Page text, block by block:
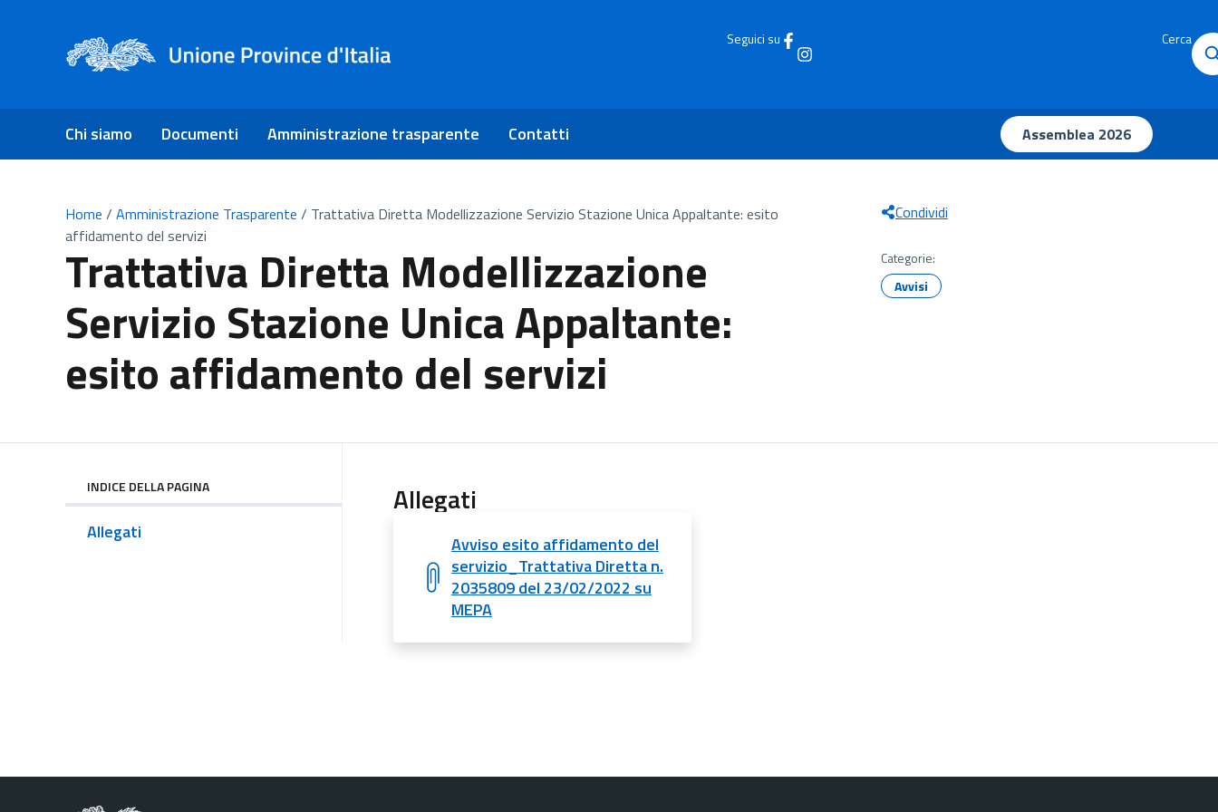
Seguici su Cerca
Chi siamo Documenti Amministrazione trasparente Contatti Assemblea 2026
Home / Amministrazione Trasparente / Trattativa Diretta Modellizzazione Servizio Stazione Unica Appaltante: esito
affidamento del servizi
Trattativa Diretta Modellizzazione
Servizio Stazione Unica Appaltante:
esito affidamento del servizi
Condividi
Categorie:
Avvisi
INDICE DELLA PAGINA
Allegati
Allegati
Avviso esito affidamento del
servizio_Trattativa Diretta n.
2035809 del 23/02/2022 su
MEPA